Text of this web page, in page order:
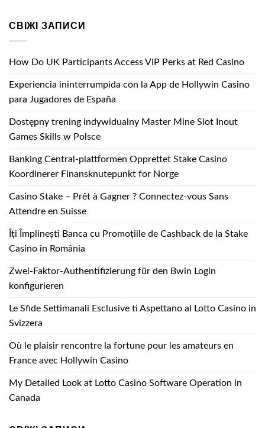
СВІЖІ ЗАПИСИ
How Do UK Participants Access VIP Perks at Red Casino
Experiencia ininterrumpida con la App de Hollywin Casino
para Jugadores de España
Dostępny trening indywidualny Master Mine Slot Inout
Games Skills w Polsce
Banking Central-plattformen Opprettet Stake Casino
Koordinerer Finansknutepunkt for Norge
Casino Stake – Prêt à Gagner ? Connectez-vous Sans
Attendre en Suisse
Îți Împlinești Banca cu Promoțiile de Cashback de la Stake
Casino în România
Zwei-Faktor-Authentifizierung für den Bwin Login
konfigurieren
Le Sfide Settimanali Esclusive ti Aspettano al Lotto Casino in
Svizzera
Où le plaisir rencontre la fortune pour les amateurs en
France avec Hollywin Casino
My Detailed Look at Lotto Casino Software Operation in
Canada